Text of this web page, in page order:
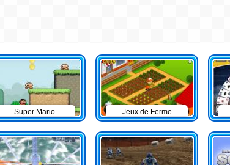
Super Mario Jeux de Ferme